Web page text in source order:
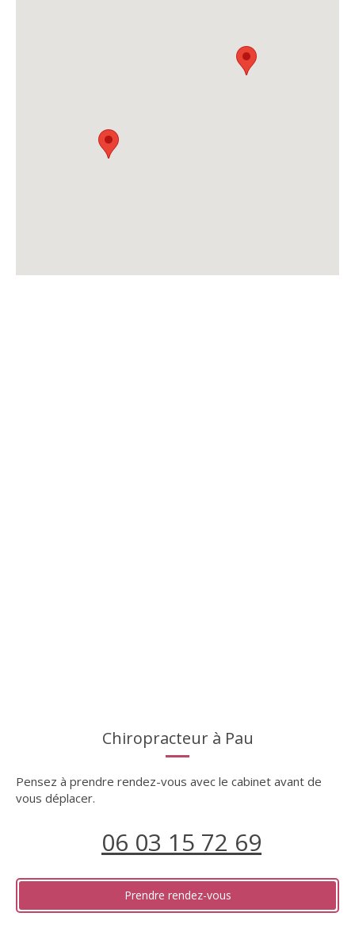
Chiropracteur à Pau
Pensez à prendre rendez-vous avec le cabinet avant de
vous déplacer.
06 03 15 72 69
Prendre rendez-vous